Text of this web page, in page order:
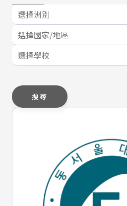
選擇洲別
選擇國家/地區
選擇學校
搜尋